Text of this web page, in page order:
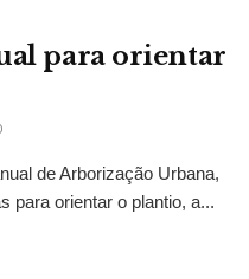
para orientar
de Arborização Urbana,
para orientar o plantio, a...